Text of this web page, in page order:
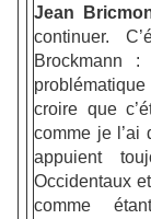
Jean
continuer.
Brockmann
croire que
comme je l’ai
appuient
Occidentaux
comme